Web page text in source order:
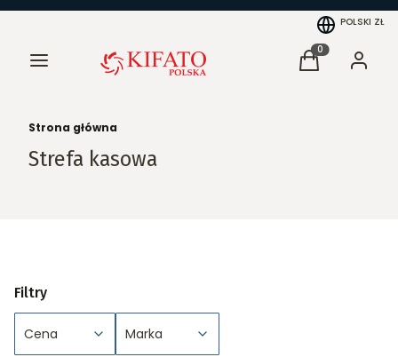
POLSKI ZŁ
Menu Produkty w
Koszyk Zaloguj
Strona główna
Strefa kasowa
Filtry
Cena Marka